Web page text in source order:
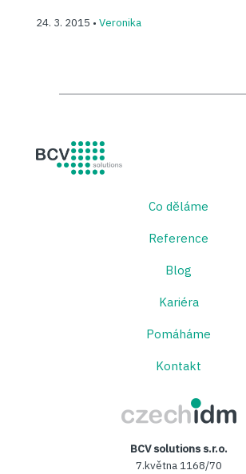
24. 3. 2015 • Veronika
Co děláme
Reference
Blog
Kariéra
Pomáháme
Kontakt
BCV solutions s.r.o.
7.května 1168/70